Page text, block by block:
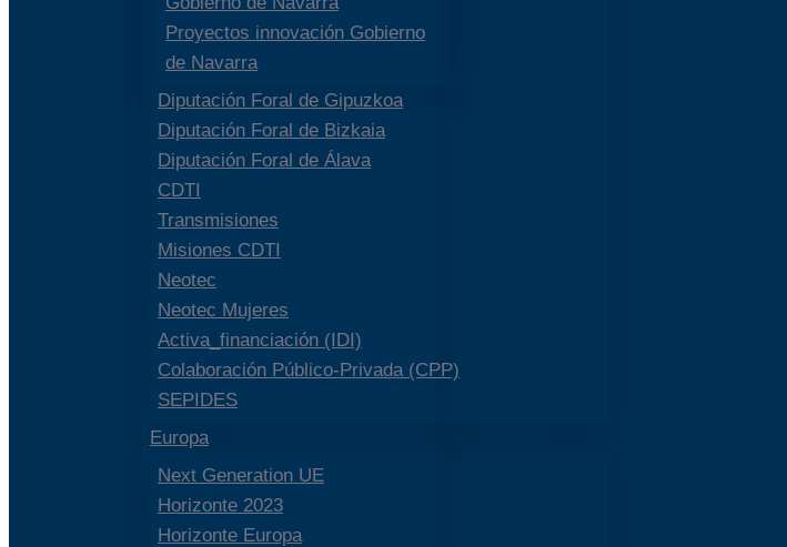
Proyectos innovación Gobierno
de Navarra
Diputación Foral de Gipuzkoa
Diputación Foral de Bizkaia
Diputación Foral de Álava
CDTI
Transmisiones
Misiones CDTI
Neotec
Neotec Mujeres
Activa_financiación (IDI)
Colaboración Público-Privada (CPP)
SEPIDES
Europa
Next Generation UE
Horizonte 2023
Horizonte Europa